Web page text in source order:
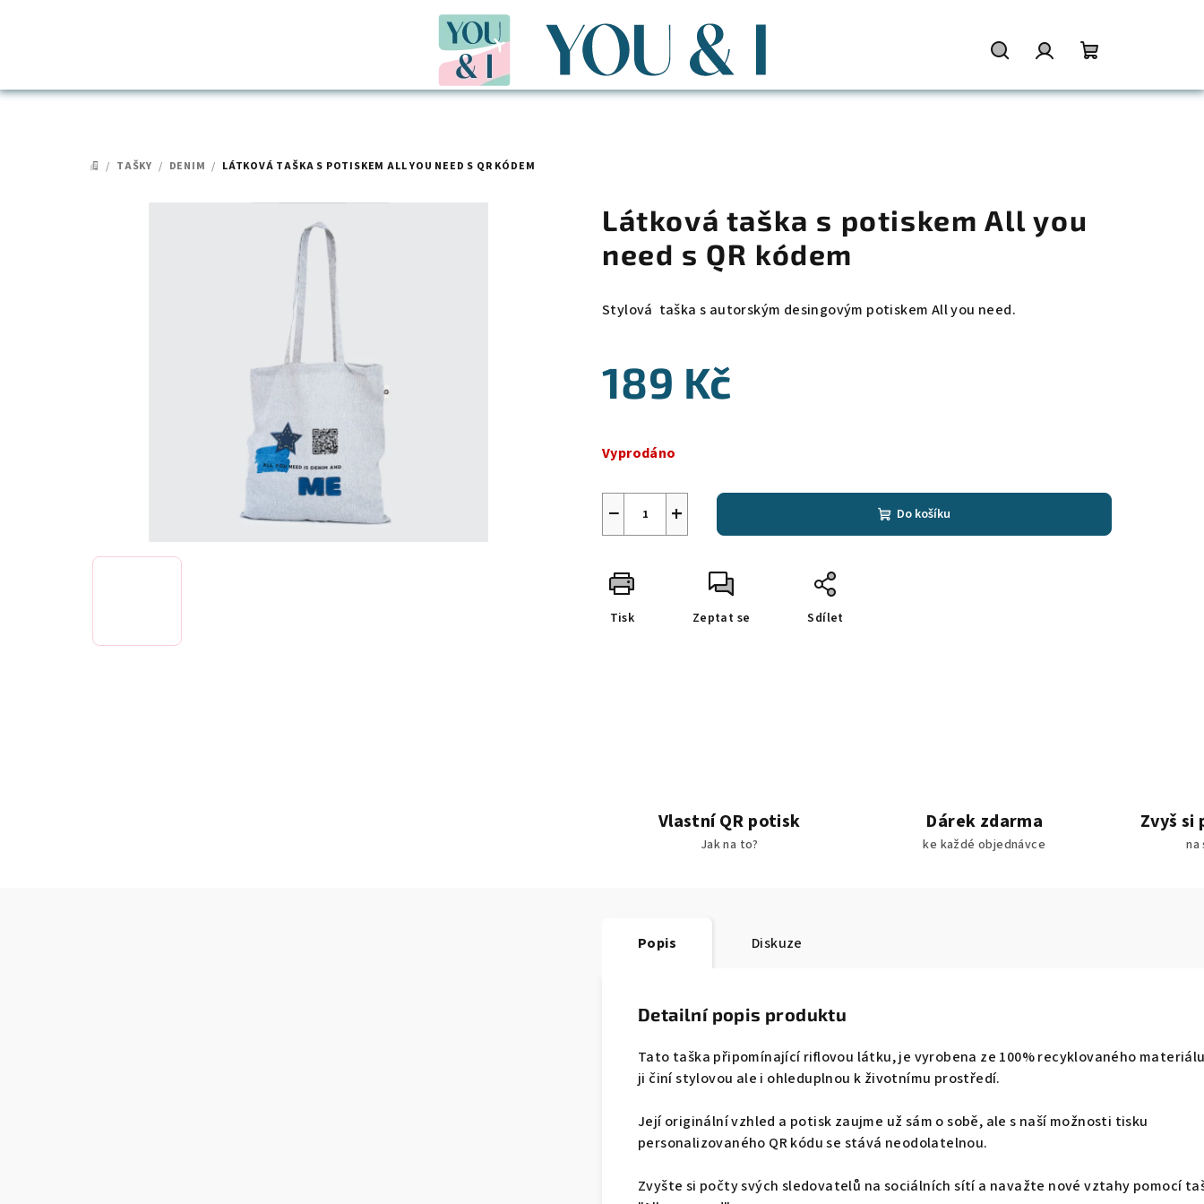
DOMŮ
/ TAŠKY / DENIM / LÁTKOVÁ TAŠKA S POTISKEM ALL YOU NEED S QR KÓDEM
Látková taška s potiskem All you
need s QR kódem
Stylová taška s autorským desingovým potiskem All you need.
189 Kč
cena:
Vyprodáno
+
− Do košíku
Tisk Zeptat se Sdílet
Vlastní QR potisk
Jak na to?
Dárek zdarma
ke každé objednávce
Zvyš
na
Popis Diskuze
Detailní popis produktu
Tato taška připomínající riflovou látku, je vyrobena ze 100% recyklovaného
ji činí stylovou ale i ohleduplnou k životnímu prostředí.
Její originální vzhled a potisk zaujme už sám o sobě, ale s naší možnosti tisku
personalizovaného QR kódu se stává neodolatelnou.
Zvyšte si počty svých sledovatelů na sociálních sítí a navažte nové vztahy pomocí